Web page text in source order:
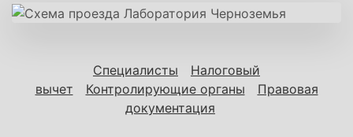
Специалисты
Налоговый
вычет
Контролирующие органы
Правовая
документация